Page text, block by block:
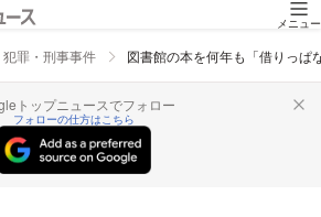
メニュー
犯罪・刑事事件 図書館の本を何年も「借りっぱ
トップニュースでフォロー
フォローの仕方はこちら